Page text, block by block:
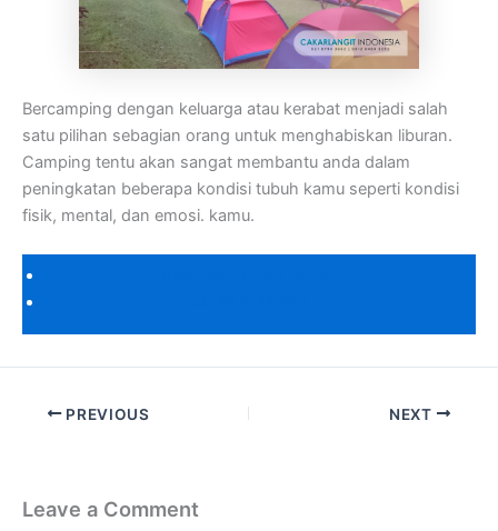
Bercamping dengan keluarga atau kerabat menjadi salah
satu pilihan sebagian orang untuk menghabiskan liburan.
Camping tentu akan sangat membantu anda dalam
peningkatan beberapa kondisi tubuh kamu seperti kondisi
fisik, mental, dan emosi. kamu.
PREVIOUS NEXT
Leave a Comment